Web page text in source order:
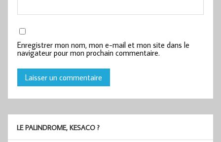
Enregistrer mon nom, mon e-mail et mon site dans le
navigateur pour mon prochain commentaire.
LE PALINDROME, KESACO ?